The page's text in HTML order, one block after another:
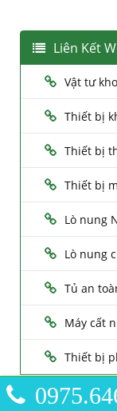
Liên Kết
Vật tư
Thiết bị
Thiết bị
Thiết bị
Lò nung
Lò nung
Tủ an
Máy cất
Thiết bị